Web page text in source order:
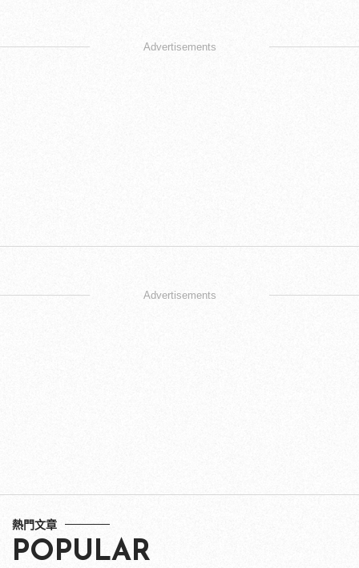
Advertisements
Advertisements
熱門文章
POPULAR